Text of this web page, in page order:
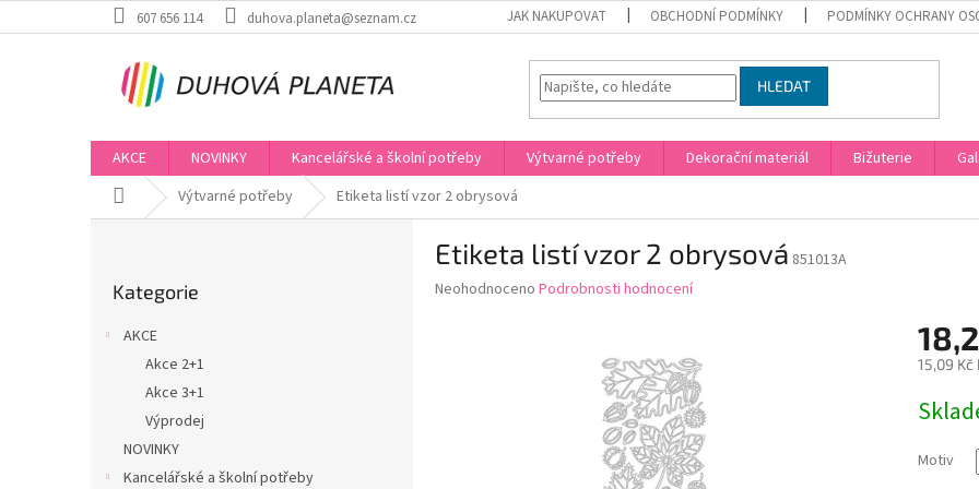
na
607 656 114 duhova.planeta@seznam.cz JAK NAKUPOVAT OBCHODNÍ PODMÍNKY PODMÍNKY OCHRANY
HLEDAT
AKCE NOVINKY Kancelářské a školní potřeby Výtvarné potřeby Dekorační materiál Bižuterie
Domů Výtvarné potřeby Etiketa listí vzor 2 obrysová
kategorie
Kategorie
AKCE
Akce 2+1
Akce 3+1
Výprodej
NOVINKY
Kancelářské a školní potřeby
Etiketa listí vzor 2 obrysová 851013A
Průměrné
Neohodnoceno Podrobnosti hodnocení
15,09 Kč
cena:
Motiv